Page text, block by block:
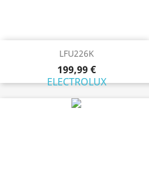
LFU226K
199,99 €
ELECTROLUX